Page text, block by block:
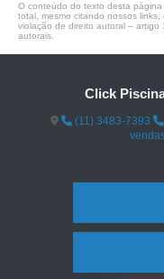
O conteúdo do texto desta
total, mesmo citando nossos
violação de direito autoral – artigo
autorais
Click
(11) 3483-7393